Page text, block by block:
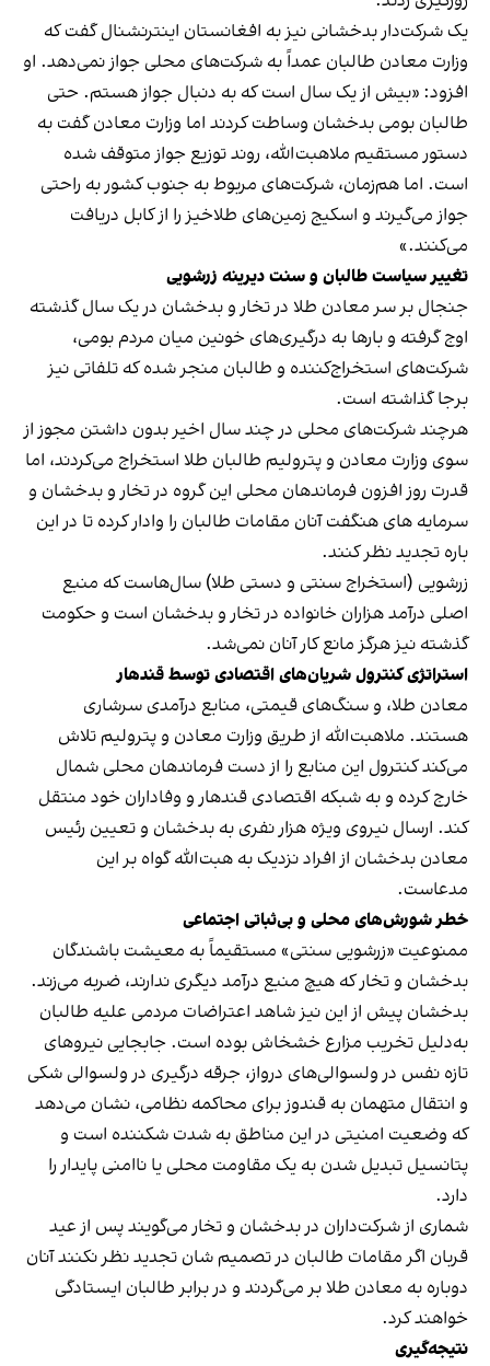
یک شرکت‌دار بدخشانی نیز به افغانستان اینترنشنال گفت که
وزارت معادن طالبان عمداً به شرکت‌های محلی جواز نمی‌دهد. او
افزود: «بیش از یک سال است که به دنبال جواز هستم. حتی
طالبان بومی بدخشان وساطت کردند اما وزارت معادن گفت به
دستور مستقیم ملاهبت‌الله، روند توزیع جواز متوقف شده
است. اما هم‌زمان، شرکت‌های مربوط به جنوب کشور به راحتی
جواز می‌گیرند و اسکیج زمین‌های طلاخیز را از کابل دریافت
می‌کنند.»
تغییر سیاست طالبان و سنت دیرینه زرشویی
جنجال بر سر معادن طلا در تخار و بدخشان در یک سال گذشته
اوج گرفته و بارها به درگیری‌های خونین میان مردم بومی،
شرکت‌های استخراج‌کننده و طالبان منجر شده که تلفاتی نیز
برجا گذاشته است.
هرچند شرکت‌های محلی در چند سال اخیر بدون داشتن مجوز از
سوی وزارت معادن و پترولیم طالبان طلا استخراج می‌کردند، اما
قدرت روز افزون فرماندهان محلی این گروه در تخار و بدخشان و
سرمایه های هنگفت آنان مقامات طالبان را وادار کرده تا در این
باره تجدید نظر کنند.
زرشویی (استخراج سنتی و دستی طلا) سال‌هاست که منبع
اصلی درآمد هزاران خانواده در تخار و بدخشان است و حکومت
گذشته نیز هرگز مانع کار آنان نمی‌شد.
استراتژی کنترول شریان‌های اقتصادی توسط قندهار
معادن طلا، و سنگ‌های قیمتی، منابع درآمدی سرشاری
هستند. ملاهبت‌الله از طریق وزارت معادن و پترولیم تلاش
می‌کند کنترول این منابع را از دست فرماندهان محلی شمال
خارج کرده و به شبکه اقتصادی قندهار و وفاداران خود منتقل
کند. ارسال نیروی ویژه هزار نفری به بدخشان و تعیین رئیس
معادن بدخشان از افراد نزدیک به هبت‌الله گواه بر این
مدعاست.
خطر شورش‌های محلی و بی‌ثباتی اجتماعی
ممنوعیت «زرشویی سنتی» مستقیماً به معیشت باشندگان
بدخشان و تخار که هیچ منبع درآمد دیگری ندارند، ضربه می‌زند.
بدخشان پیش از این نیز شاهد اعتراضات مردمی علیه طالبان
به‌دلیل تخریب مزارع خشخاش بوده است. جابجایی نیروهای
تازه نفس در ولسوالی‌های درواز، جرقه درگیری در ولسوالی شکی
و انتقال متهمان به قندوز برای محاکمه نظامی، نشان می‌دهد
که وضعیت امنیتی در این مناطق به شدت شکننده است و
پتانسیل تبدیل شدن به یک مقاومت محلی یا ناامنی پایدار را
دارد.
شماری از شرکت‌داران در بدخشان و تخار می‌گویند پس از عید
قربان اگر مقامات طالبان در تصمیم شان تجدید نظر نکنند آنان
دوباره به معادن طلا بر می‌گردند و در برابر طالبان ایستادگی
خواهند کرد.
نتیجه‌گیری